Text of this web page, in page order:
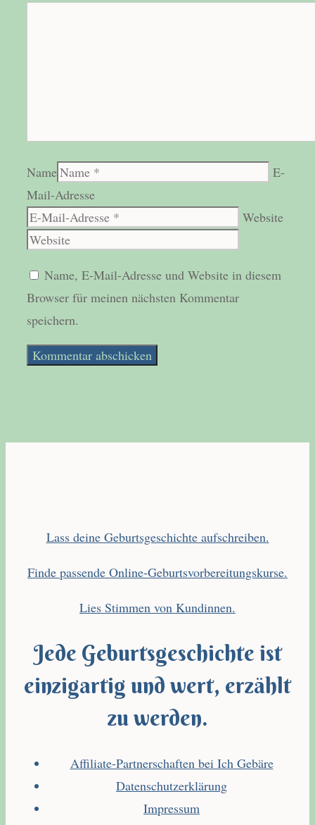
Name
E-
Mail-Adresse
Website
Name, E-Mail-Adresse und Website in diesem
Browser für meinen nächsten Kommentar
speichern.
Lass deine Geburtsgeschichte aufschreiben.
Finde passende Online-Geburtsvorbereitungskurse.
Lies Stimmen von Kundinnen.
Jede Geburtsgeschichte ist
einzigartig und wert, erzählt
zu werden.
Affiliate-Partnerschaften bei Ich Gebäre
Datenschutzerklärung
Impressum